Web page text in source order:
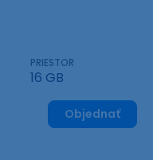
PRIESTOR
16 GB
Objednať